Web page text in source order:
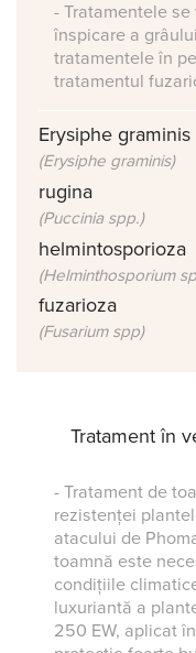
- Tratamentele
înspicare a
tratamentele în
tratamentul
Erysiphe graminis
(Erysiphe graminis)
rugina
(Puccinia spp.)
helmintosporioza
(Helminthosporium
fuzarioza
(Fusarium spp)
Tratament în
- Tratament de
rezistenței
atacului de
toamnă este
condițiile
luxuriantă a
250 EW, aplicat